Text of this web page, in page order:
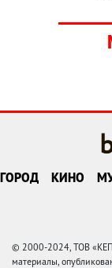
ГОРОД КИНО
© 2000-2024, ТОВ
материалы,